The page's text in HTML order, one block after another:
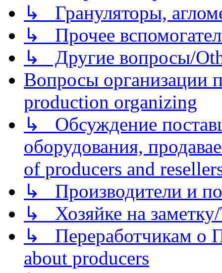
↳ Грануляторы,
↳ Прочее
↳ Другие вопросы/
Вопросы организации
production organizing
↳ Обсуждение
оборудования,
of producers and
↳ Производители и
↳ Хозяйке на
↳ Переработчикам о
about producers